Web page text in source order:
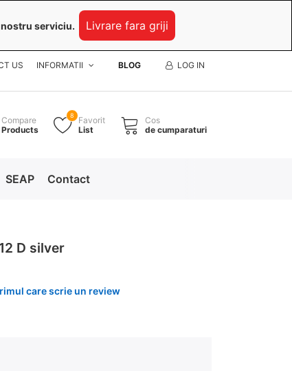
serviciu. Livrare fara griji
US INFORMATII BLOG LOG IN
Compare
Products
8
Favorit
List
Cos
de cumparaturi
SEAP Contact
D silver
care scrie un review